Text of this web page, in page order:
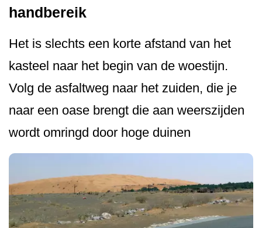
handbereik
Het is slechts een korte afstand van het
kasteel naar het begin van de woestijn.
Volg de asfaltweg naar het zuiden, die je
naar een oase brengt die aan weerszijden
wordt omringd door hoge duinen